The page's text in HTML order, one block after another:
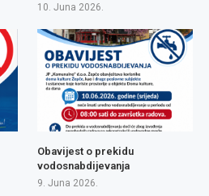
10. Juna 2026.
Obavijest o prekidu
vodosnabdijevanja
9. Juna 2026.